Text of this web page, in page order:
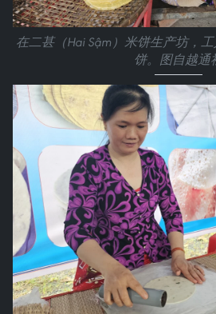
在二甚（Hai Sậm）米饼生产坊，
饼。图自越通